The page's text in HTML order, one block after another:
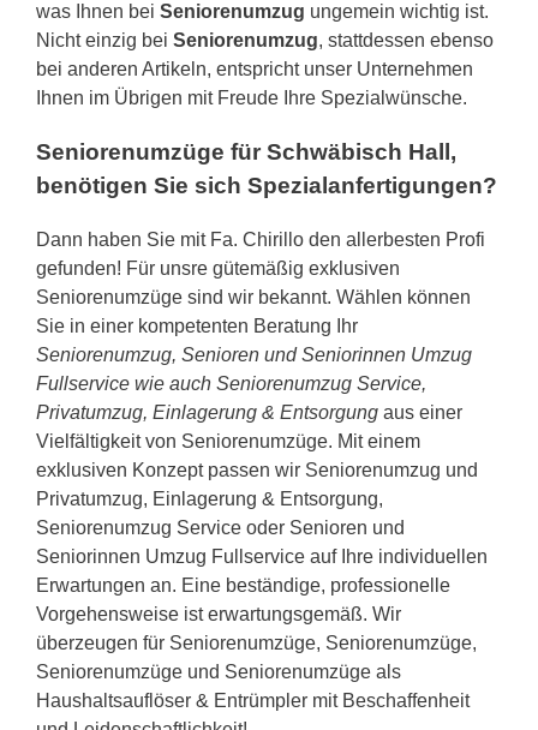
was Ihnen bei Seniorenumzug ungemein wichtig ist.
Nicht einzig bei Seniorenumzug, stattdessen ebenso
bei anderen Artikeln, entspricht unser Unternehmen
Ihnen im Übrigen mit Freude Ihre Spezialwünsche.
Seniorenumzüge für Schwäbisch Hall,
benötigen Sie sich Spezialanfertigungen?
Dann haben Sie mit Fa. Chirillo den allerbesten Profi
gefunden! Für unsre gütemäßig exklusiven
Seniorenumzüge sind wir bekannt. Wählen können
Sie in einer kompetenten Beratung Ihr
Seniorenumzug, Senioren und Seniorinnen Umzug
Fullservice wie auch Seniorenumzug Service,
Privatumzug, Einlagerung & Entsorgung aus einer
Vielfältigkeit von Seniorenumzüge. Mit einem
exklusiven Konzept passen wir Seniorenumzug und
Privatumzug, Einlagerung & Entsorgung,
Seniorenumzug Service oder Senioren und
Seniorinnen Umzug Fullservice auf Ihre individuellen
Erwartungen an. Eine beständige, professionelle
Vorgehensweise ist erwartungsgemäß. Wir
überzeugen für Seniorenumzüge, Seniorenumzüge,
Seniorenumzüge und Seniorenumzüge als
Haushaltsauflöser & Entrümpler mit Beschaffenheit